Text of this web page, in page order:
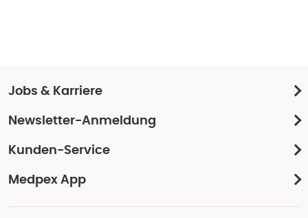
Jobs & Karriere
Newsletter-Anmeldung
Kunden-Service
Medpex App